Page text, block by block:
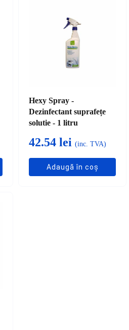
Hexy Spray -
Dezinfectant suprafețe
solutie - 1 litru
42.54 lei (inc. TVA)
Adaugă în coș